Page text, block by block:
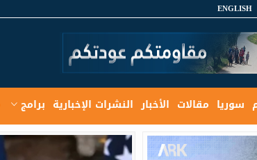
ENGLISH
سوريا مقالات الأخبار النشرات الإخبارية برامج